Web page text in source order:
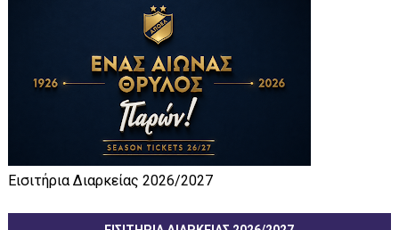
Εισιτήρια Διαρκείας 2026/2027